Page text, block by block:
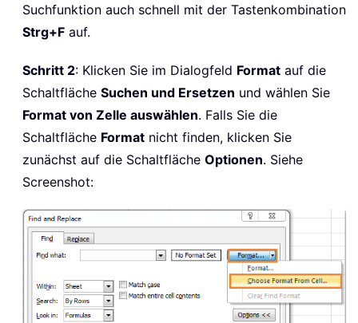
Suchfunktion auch schnell mit der Tastenkombination
Strg+F auf.
Schritt 2: Klicken Sie im Dialogfeld Format auf die
Schaltfläche Suchen und Ersetzen und wählen Sie
Format von Zelle auswählen. Falls Sie die
Schaltfläche Format nicht finden, klicken Sie
zunächst auf die Schaltfläche Optionen. Siehe
Screenshot: